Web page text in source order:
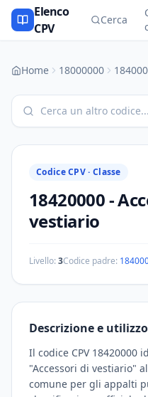
Elenco
CPV
Cerca
Home 18000000
Codice CPV · Classe
18420000-
vestiario
Livello:3Codice padre:
Descrizione e utilizzo
Il codice CPV 18420000
"Accessori di vestiario"
comune per gli appalti